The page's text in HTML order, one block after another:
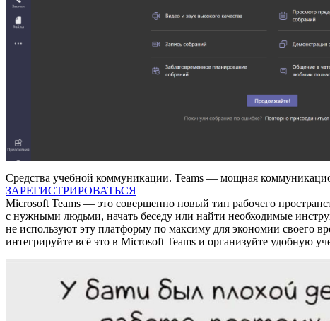
Средства учебной коммуникации. Teams — мощная
ЗАРЕГИСТРИРОВАТЬСЯ
Microsoft Teams — это совершенно новый тип рабочего
с нужными людьми, начать беседу или найти необходимые
не используют эту платформу по максиму для экономии своего
интегрируйте всё это в Microsoft Teams и организуйте удобную